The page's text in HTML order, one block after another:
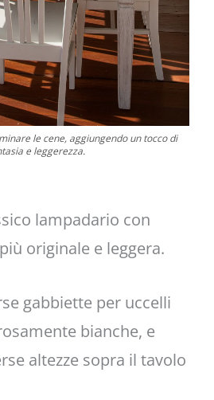
le cene, aggiungendo un tocco di
e leggerezza.
lampadario con
originale e leggera.
gabbiette per uccelli
bianche, e
altezze sopra il tavolo